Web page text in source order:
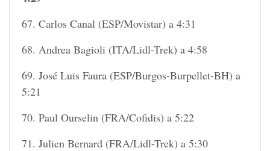
67. Carlos Canal (ESP/Movistar) a 4:31
68. Andrea Bagioli (ITA/Lidl-Trek) a 4:58
69. José Luis Faura (ESP/Burgos-Burpellet-BH) a
5:21
70. Paul Ourselin (FRA/Cofidis) a 5:22
71. Julien Bernard (FRA/Lidl-Trek) a 5:30